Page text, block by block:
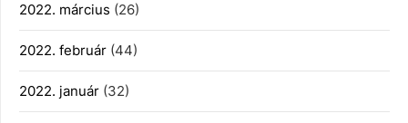
2022. március (26)
2022. február (44)
2022. január (32)